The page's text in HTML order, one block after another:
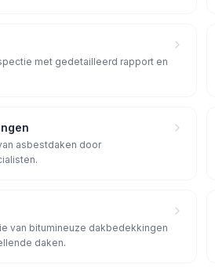
met gedetailleerd rapport en
asbestdaken door
van bitumineuze dakbedekkingen
daken.